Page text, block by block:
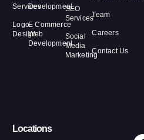
Services
Logo
Design
Development
E Commerce
Web
Development
SEO
Services
Social
Media
Marketing
Team
Careers
Contact Us
Locations